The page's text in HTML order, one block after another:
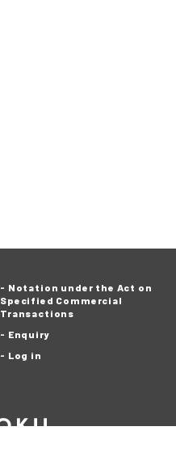
Notation under the Act on
Specified Commercial
Transactions
Enquiry
Log in